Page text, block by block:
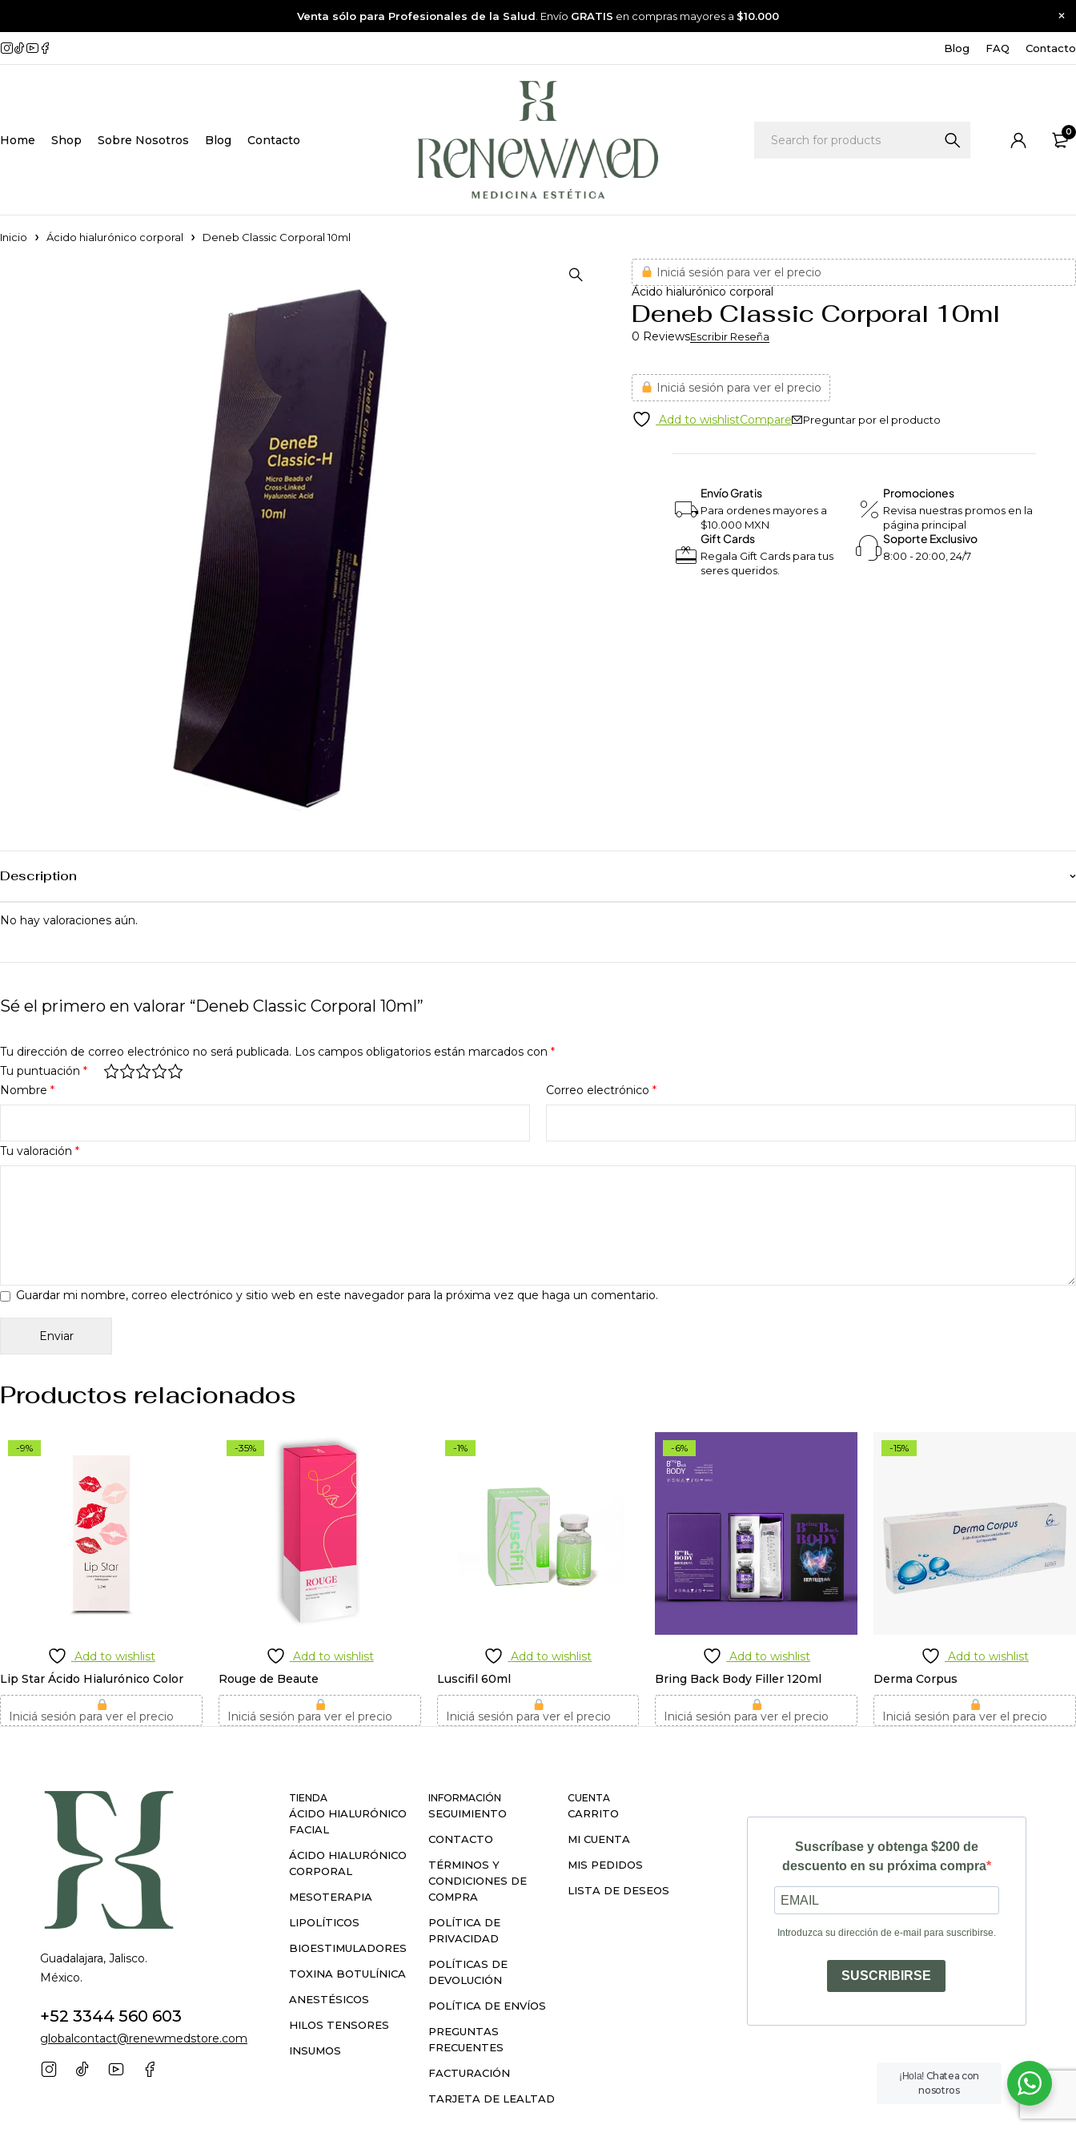
Venta sólo para Profesionales de la Salud . Envío GRATIS en compras mayores a $10.000
Blog FAQ Contacto
Home Shop Sobre Nosotros Blog Contacto
0
Inicio Ácido hialurónico corporal Deneb Classic Corporal 10ml
Iniciá sesión para ver el precio
Ácido hialurónico corporal
Deneb Classic Corporal 10ml
0 ReviewsEscribir Reseña
Iniciá sesión para ver el precio
Add to wishlistCompare Preguntar por el producto
Envío Gratis
Para ordenes mayores a
$10.000 MXN
Gift Cards
Regala Gift Cards para tus
seres queridos.
Promociones
Revisa nuestras promos en la
página principal
Soporte Exclusivo
8:00 - 20:00, 24/7
Description
No hay valoraciones aún.
Sé el primero en valorar “Deneb Classic Corporal 10ml”
Tu dirección de correo electrónico no será publicada. Los campos obligatorios están marcados con *
Tu puntuación *
Tu valoración *
Nombre * Correo electrónico *
Guardar mi nombre, correo electrónico y sitio web en este navegador para la próxima vez que haga un comentario.
Productos relacionados
-9%
Add to wishlist
Lip Star Ácido Hialurónico Color
Iniciá sesión para ver el precio
-35%
Add to wishlist
Rouge de Beaute
Iniciá sesión para ver el precio
-1%
Add to wishlist
Luscifil 60ml
Iniciá sesión para ver el precio
-6%
Add to wishlist
Bring Back Body Filler 120ml
Iniciá sesión para ver el precio
-15%
Add to wishlist
Derma Corpus
Iniciá sesión para ver el precio
Guadalajara, Jalisco.
México.
+52 3344 560 603
globalcontact@renewmedstore.com
TIENDA
ÁCIDO HIALURÓNICO
FACIAL
ÁCIDO HIALURÓNICO
CORPORAL
MESOTERAPIA
LIPOLÍTICOS
BIOESTIMULADORES
TOXINA BOTULÍNICA
ANESTÉSICOS
HILOS TENSORES
INSUMOS
INFORMACIÓN
SEGUIMIENTO
CONTACTO
TÉRMINOS Y
CONDICIONES DE
COMPRA
POLÍTICA DE
PRIVACIDAD
POLÍTICAS DE
DEVOLUCIÓN
POLÍTICA DE ENVÍOS
PREGUNTAS
FRECUENTES
FACTURACIÓN
TARJETA DE LEALTAD
CUENTA
CARRITO
MI CUENTA
MIS PEDIDOS
LISTA DE DESEOS
Suscríbase y obtenga $200 de
descuento en su próxima compra
Introduzca su dirección de e-mail para suscribirse.
SUSCRIBIRSE
¡Hola! Chatea con
nosotros